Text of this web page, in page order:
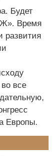
Будет
Время
развития
все
Европы.